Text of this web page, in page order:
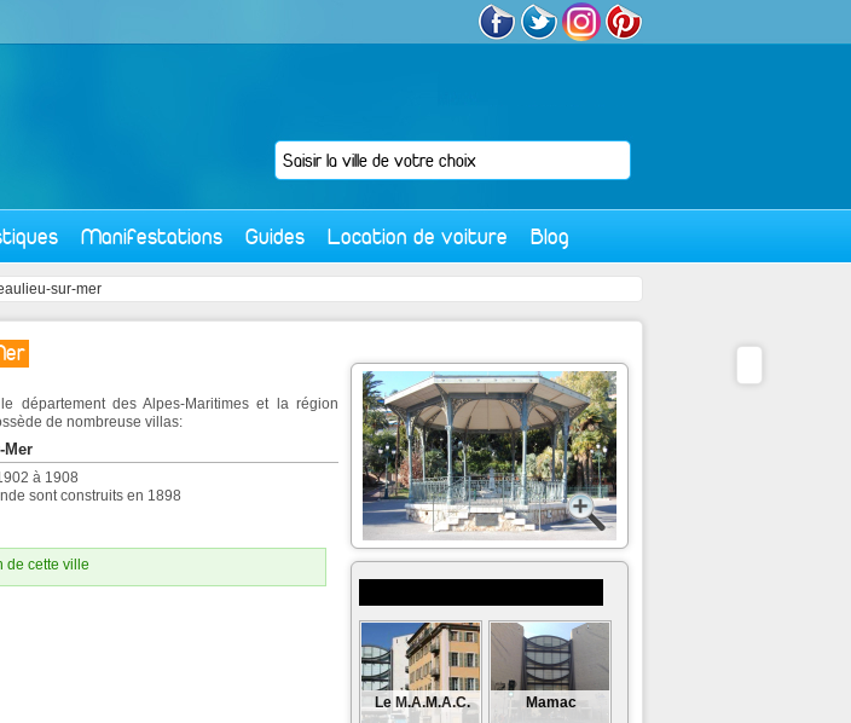
Manifestations Guides Location de voiture Blog
sur-mer
département des Alpes-Maritimes et la région
de nombreuse villas:
Mer
à 1908
sont construits en 1898
de cette ville
Le M.A.M.A.C. Mamac